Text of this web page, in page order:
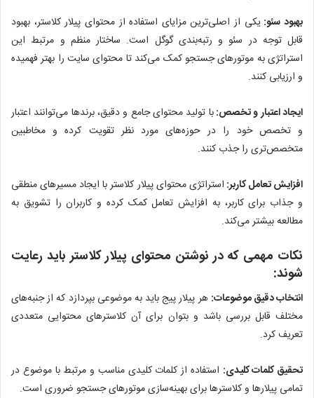
بهبود سئو:یکی از اصلی‌ترین مزایای استفاده از محتوای پیلار کلاستر، بهبود
قابل توجه در سئو و رتبه‌بندی گوگل است. ساختار منظم و مرتبط این
استراتژی به موتورهای جستجو کمک می‌کند تا محتوای سایت را بهتر فهمیده
و ارزیابی کنند.
ایجاد اعتبار و تخصص:با تولید محتوای جامع و دقیق، برندها می‌توانند اعتبار
و تخصص خود را در حوزه‌های مورد نظر تقویت کرده و مخاطبین
متخصص‌تری را جذب کنند.
افزایش تعامل کاربر: استراتژی محتوای پیلار کلاستر با ایجاد مسیرهای منطقی
و جذاب برای کاربر، به افزایش تعامل کمک کرده و کاربران را تشویق به
مطالعه بیشتر می‌کند.
نکات مهمی که در نوشتن محتوای پیلار کلاستر باید رعایت
شوند:
انتخاب دقیق موضوعات: هر پیلار پیج باید به موضوعی بپردازد که از جنبه‌های
مختلف قابل بررسی باشد و بتوان برای آن کلاسترهای محتوایی متعددی
تعریف کرد.
تحقیق کلمات کلیدی: استفاده از کلمات کلیدی مناسب و مرتبط با موضوع در
تمامی پیلارها و کلاسترها برای بهینه‌سازی موتورهای جستجو ضروری است.